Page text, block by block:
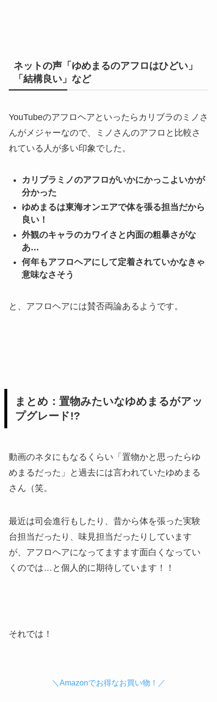
ネットの声「ゆめまるのアフロはひどい」
「結構良い」など
YouTubeのアフロヘアといったらカリブラのミノさ
んがメジャーなので、ミノさんのアフロと比較さ
れている人が多い印象でした。
カリブラミノのアフロがいかにかっこよいかが
分かった
ゆめまるは東海オンエアで体を張る担当だから
良い！
外観のキャラのカワイさと内面の粗暴さがな
あ…
何年もアフロヘアにして定着されていかなきゃ
意味なさそう
と、アフロヘアには賛否両論あるようです。
まとめ：置物みたいなゆめまるがアッ
プグレード!?
動画のネタにもなるくらい「置物かと思ったらゆ
めまるだった」と過去には言われていたゆめまる
さん（笑。
最近は司会進行もしたり、昔から体を張った実験
台担当だったり、味見担当だったりしています
が、アフロヘアになってますます面白くなってい
くのでは…と個人的に期待しています！！
それでは！
＼Amazonでお得なお買い物！／